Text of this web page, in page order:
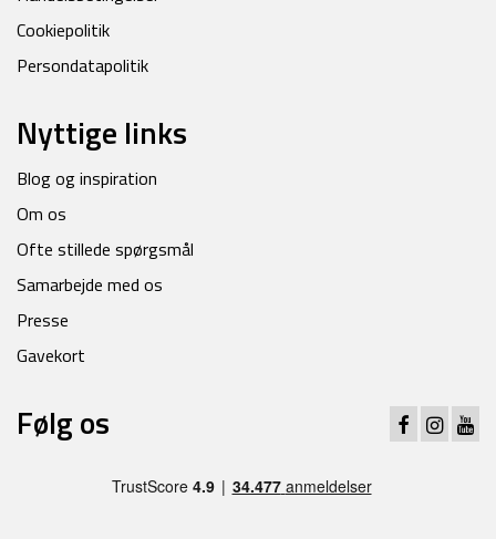
Cookiepolitik
Persondatapolitik
Nyttige links
Blog og inspiration
Om os
Ofte stillede spørgsmål
Samarbejde med os
Presse
Gavekort
Følg os